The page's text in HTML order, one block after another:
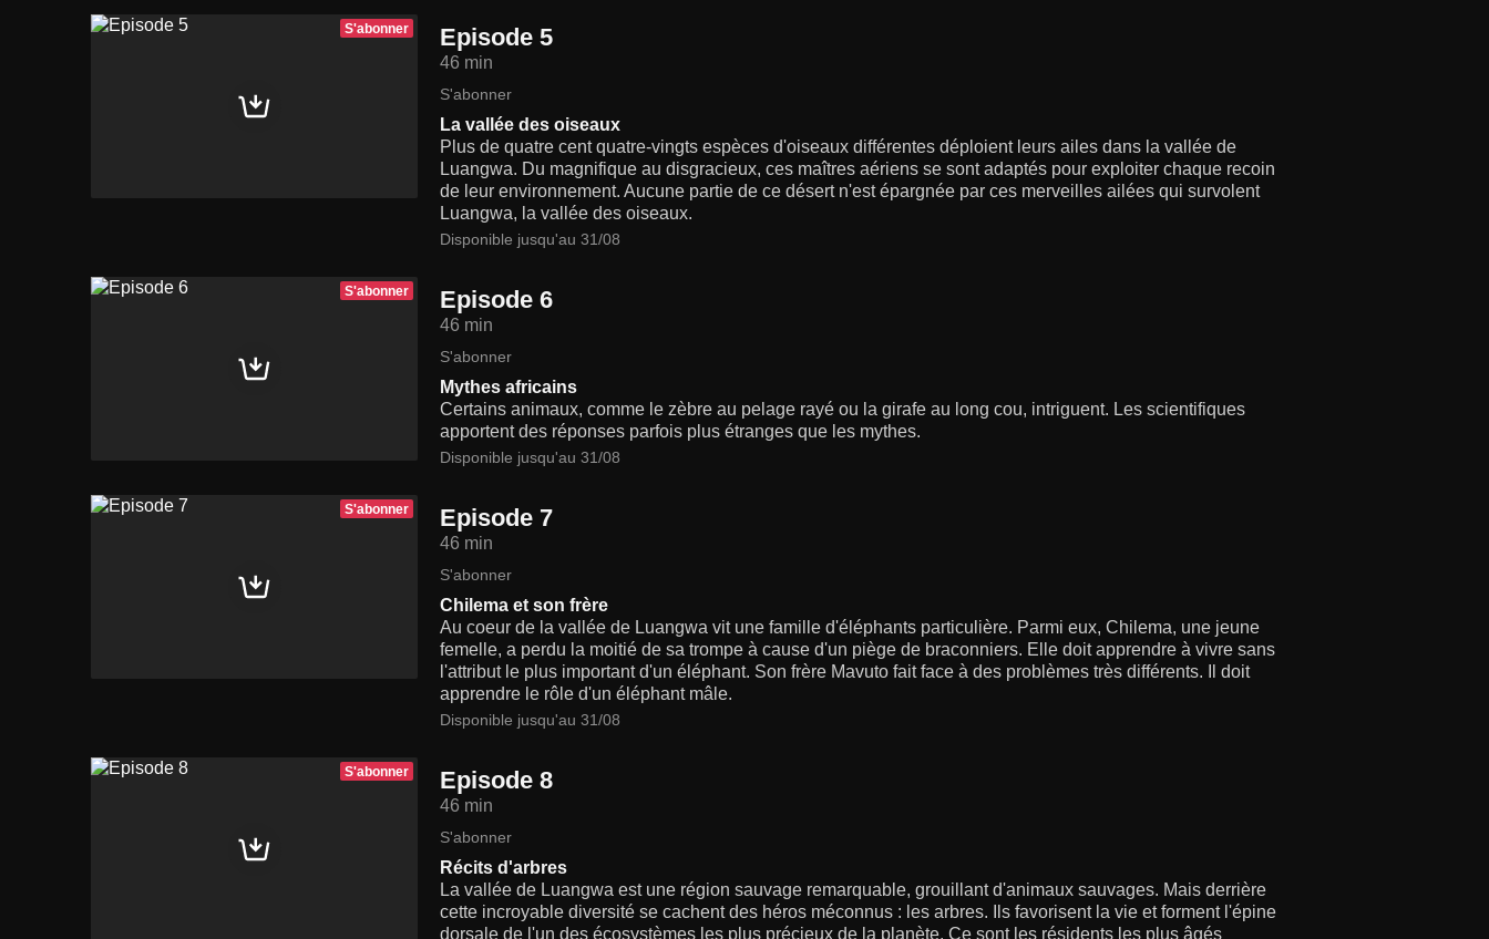
S'abonner Episode 5
46 min
S'abonner
La vallée des oiseaux
Plus de quatre cent quatre-vingts espèces d'oiseaux différentes déploient leurs ailes dans la vallée de
Luangwa. Du magnifique au disgracieux, ces maîtres aériens se sont adaptés pour exploiter chaque recoin
de leur environnement. Aucune partie de ce désert n'est épargnée par ces merveilles ailées qui survolent
Luangwa, la vallée des oiseaux.
Disponible jusqu'au 31/08
S'abonner Episode 6
46 min
S'abonner
Mythes africains
Certains animaux, comme le zèbre au pelage rayé ou la girafe au long cou, intriguent. Les scientifiques
apportent des réponses parfois plus étranges que les mythes.
Disponible jusqu'au 31/08
S'abonner Episode 7
46 min
S'abonner
Chilema et son frère
Au coeur de la vallée de Luangwa vit une famille d'éléphants particulière. Parmi eux, Chilema, une jeune
femelle, a perdu la moitié de sa trompe à cause d'un piège de braconniers. Elle doit apprendre à vivre sans
l'attribut le plus important d'un éléphant. Son frère Mavuto fait face à des problèmes très différents. Il doit
apprendre le rôle d'un éléphant mâle.
Disponible jusqu'au 31/08
S'abonner Episode 8
46 min
S'abonner
Récits d'arbres
La vallée de Luangwa est une région sauvage remarquable, grouillant d'animaux sauvages. Mais derrière
cette incroyable diversité se cachent des héros méconnus : les arbres. Ils favorisent la vie et forment l'épine
dorsale de l'un des écosystèmes les plus précieux de la planète. Ce sont les résidents les plus âgés